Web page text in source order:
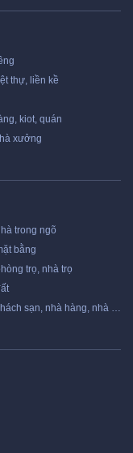
thự, liền kề
kiot, quán
xưởng
trong ngõ
bằng
trọ, nhà trọ
Cho thuê khách sạn, nhà hàng, nhà nghỉ